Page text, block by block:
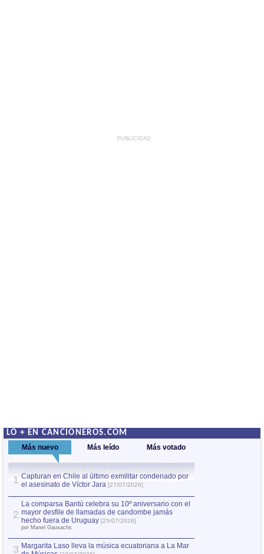
PUBLICIDAD
LO + EN CANCIONEROS.COM
Más nuevo Más leído Más votado
1 Capturan en Chile al último exmilitar condenado por
el asesinato de Víctor Jara [27/07/2026]
2
La comparsa Bantú celebra su 10º aniversario con el
mayor desfile de llamadas de candombe jamás
hecho fuera de Uruguay [25/07/2026]
por Manel Gausachs
3 Margarita Laso lleva la música ecuatoriana a La Mar